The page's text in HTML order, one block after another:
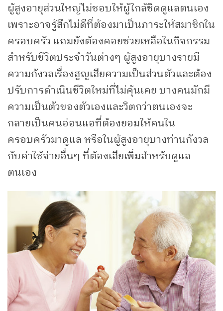
ผู้สูงอายุส่วนใหญ่ไม่ชอบให้ผู้ใกล้ชิดดูแลตนเอง
เพราะอาจรู้สึกไม่ดีที่ต้องมาเป็นภาระให้สมาชิกใน
ครอบครัว แถมยังต้องคอยช่วยเหลือในกิจกรรม
สำหรับชีวิตประจำวันต่างๆ ผู้สูงอายุบางรายมี
ความกังวลเรื่องสูญเสียความเป็นส่วนตัวและต้อง
ปรับการดำเนินชีวิตใหม่ที่ไม่คุ้นเคย บางคนมักมี
ความเป็นตัวของตัวเองและวิตกว่าตนเองจะ
กลายเป็นคนอ่อนแอที่ต้องยอมให้คนใน
ครอบครัวมาดูแล หรือในผู้สูงอายุบางท่านกังวล
กับค่าใช้จ่ายอื่นๆ ที่ต้องเสียเพิ่มสำหรับดูแล
ตนเอง